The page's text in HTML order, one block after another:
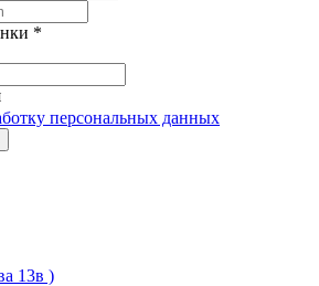
*
персональных данных
13в )